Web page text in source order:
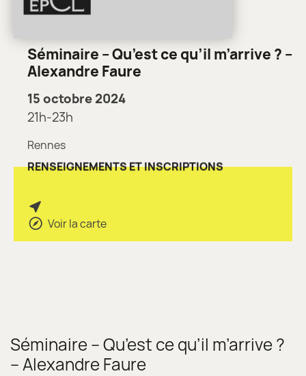
Séminaire – Qu’est ce qu’il m’arrive ? –
Alexandre Faure
15 octobre 2024
21h-23h
Rennes
RENSEIGNEMENTS ET INSCRIPTIONS
Voir la carte
Séminaire – Qu’est ce qu’il m’arrive ?
– Alexandre Faure